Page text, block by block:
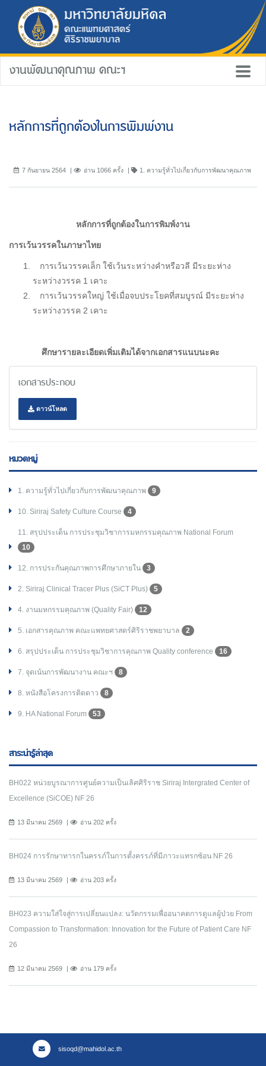
งานพัฒนาคุณภาพ คณะฯ
หลักการที่ถูกต้องในการพิมพ์งาน
7 กันยายน 2564 อ่าน 1066 ครั้ง 1. ความรู้ทั่วไปเกี่ยวกับการพัฒนาคุณภาพ
หลักการที่ถูกต้องในการพิมพ์งาน
การเว้นวรรคในภาษาไทย
การเว้นวรรคเล็ก ใช้เว้นระหว่างคำหรือวลี มีระยะห่าง
ระหว่างวรรค 1 เคาะ
การเว้นวรรคใหญ่ ใช้เมื่อจบประโยคที่สมบูรณ์ มีระยะห่าง
ระหว่างวรรค 2 เคาะ
ศึกษารายละเอียดเพิ่มเติมได้จากเอกสารแนบนะคะ
เอกสารประกอบ
ดาวน์โหลด
หมวดหมู่
1. ความรู้ทั่วไปเกี่ยวกับการพัฒนาคุณภาพ 9
10. Siriraj Safety Culture Course 4
11. สรุปประเด็น การประชุมวิชาการมหกรรมคุณภาพ National Forum
10
12. การประกันคุณภาพการศึกษาภายใน 3
2. Siriraj Clinical Tracer Plus (SiCT Plus) 5
4. งานมหกรรมคุณภาพ (Quality Fair) 12
5. เอกสารคุณภาพ คณะแพทยศาสตร์ศิริราชพยาบาล 2
6. สรุปประเด็น การประชุมวิชาการคุณภาพ Quality conference 16
7. จุดเน้นการพัฒนางาน คณะฯ 8
8. หนังสือโครงการติดดาว 8
9. HA National Forum 53
สาระน่ารู้ล่าสุด
BH022 หน่วยบูรณาการศูนย์ความเป็นเลิศศิริราช Siriraj Intergrated Center of
Excellence (SiCOE) NF 26
13 มีนาคม 2569 อ่าน 202 ครั้ง
BH024 การรักษาทารกในครรภ์ในการตั้งครรภ์ที่มีภาวะแทรกซ้อน NF 26
13 มีนาคม 2569 อ่าน 203 ครั้ง
BH023 ความใส่ใจสู่การเปลี่ยนแปลง: นวัตกรรมเพื่ออนาคตการดูแลผู้ป่วย From
Compassion to Transformation: Innovation for the Future of Patient Care NF
26
12 มีนาคม 2569 อ่าน 179 ครั้ง
sisoqd@mahidol.ac.th